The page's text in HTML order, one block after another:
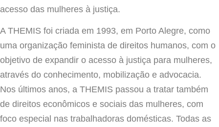
acesso das mulheres à justiça.
A THEMIS foi criada em 1993, em Porto Alegre, como
uma organização feminista de direitos humanos, com o
objetivo de expandir o acesso à justiça para mulheres,
através do conhecimento, mobilização e advocacia.
Nos últimos anos, a THEMIS passou a tratar também
de direitos econômicos e sociais das mulheres, com
foco especial nas trabalhadoras domésticas. Todas as